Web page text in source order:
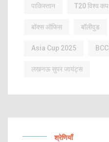
पाकिस्तान T20 विश्व कप
बॉक्स ऑफिस बॉलीवुड
Asia Cup 2025 BCCI
लखनऊ सुपर जायंट्स
श्रेणियाँ